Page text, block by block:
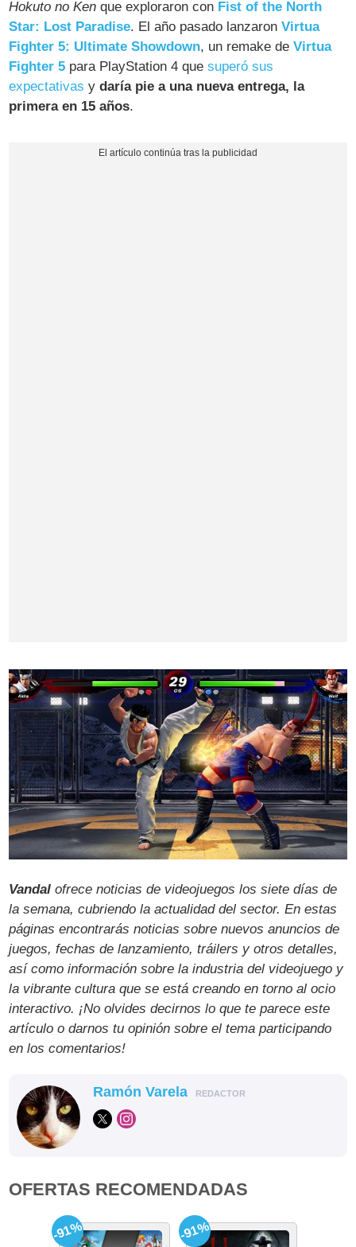
Hokuto no Ken que exploraron con Fist of the North
Star: Lost Paradise. El año pasado lanzaron Virtua
Fighter 5: Ultimate Showdown, un remake deVirtua
Fighter 5 para PlayStation 4 quesuperó sus
expectativas y daría pie a una nueva entrega, la
primera en 15 años.
Vandal ofrece noticias de videojuegos los siete días de
la semana, cubriendo la actualidad del sector. En estas
páginas encontrarás noticias sobre nuevos anuncios de
juegos, fechas de lanzamiento, tráilers y otros detalles,
así como información sobre la industria del videojuego y
la vibrante cultura que se está creando en torno al ocio
interactivo. ¡No olvides decirnos lo que te parece este
artículo o darnos tu opinión sobre el tema participando
en los comentarios!
Ramón Varela REDACTOR
OFERTAS RECOMENDADAS
-91% -91%